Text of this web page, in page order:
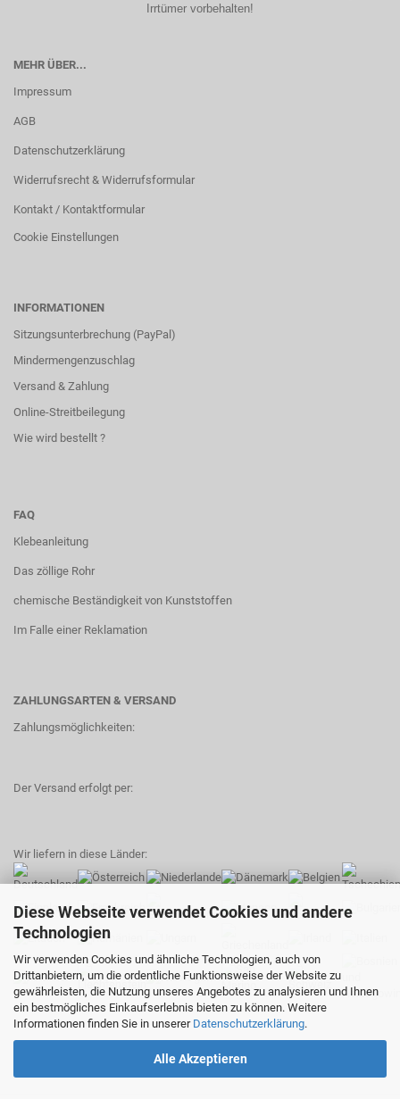
Diese Webseite verwendet Cookies und andere
Technologien
Wir verwenden Cookies und ähnliche Technologien, auch von
Drittanbietern, um die ordentliche Funktionsweise der Website zu
gewährleisten, die Nutzung unseres Angebotes zu analysieren und Ihnen
ein bestmögliches Einkaufserlebnis bieten zu können. Weitere
Informationen finden Sie in unserer Datenschutzerklärung.
Alle Akzeptieren
Irrtümer vorbehalten!
MEHR ÜBER...
Impressum
AGB
Datenschutzerklärung
Widerrufsrecht & Widerrufsformular
Kontakt / Kontaktformular
Cookie Einstellungen
INFORMATIONEN
Sitzungsunterbrechung (PayPal)
Mindermengenzuschlag
Versand & Zahlung
Online-Streitbeilegung
Wie wird bestellt ?
FAQ
Klebeanleitung
Das zöllige Rohr
chemische Beständigkeit von Kunststoffen
Im Falle einer Reklamation
ZAHLUNGSARTEN & VERSAND
Zahlungsmöglichkeiten:
Der Versand erfolgt per:
Wir liefern in diese Länder: